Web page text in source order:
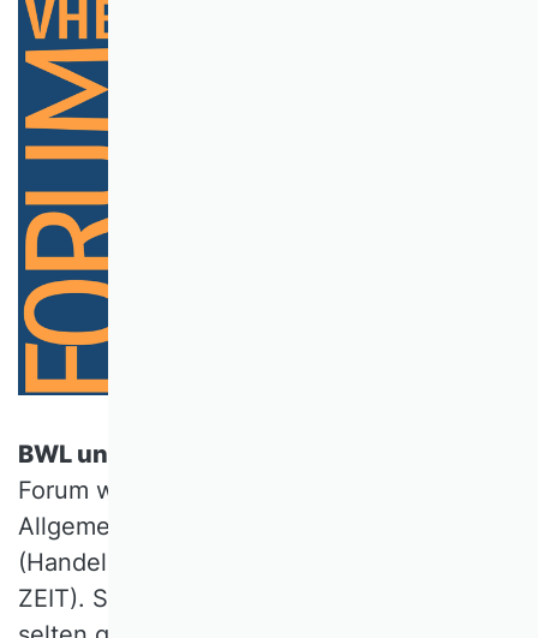
BWL und Medien:
Forum waren Mark Fehr (Frankfurter
Allgemeine Zeitung), Tanja Kewes
(Handelsblatt) und Roman Pletter (DIE
ZEIT). Sie diskutierten Fragen, die so direkt